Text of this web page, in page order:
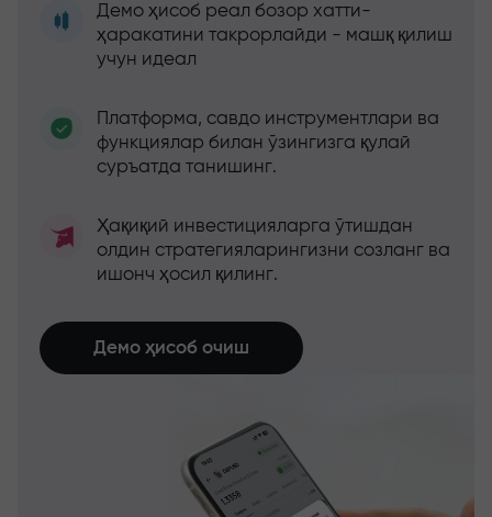
Демо ҳисоб реал бозор хатти-
ҳаракатини такрорлайди - машқ қилиш
учун идеал
Платформа, савдо инструментлари ва
функциялар билан ўзингизга қулай
суръатда танишинг.
Ҳақиқий инвестицияларга ўтишдан
олдин стратегияларингизни созланг ва
ишонч ҳосил қилинг.
Демо ҳисоб очиш